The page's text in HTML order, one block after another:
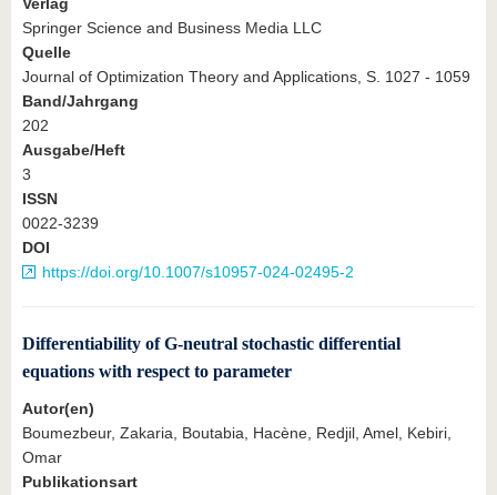
Verlag
Springer Science and Business Media LLC
Quelle
Journal of Optimization Theory and Applications, S. 1027 - 1059
Band/Jahrgang
202
Ausgabe/Heft
3
ISSN
0022-3239
DOI
https://doi.org/10.1007/s10957-024-02495-2
Differentiability of G-neutral stochastic differential
equations with respect to parameter
Autor(en)
Boumezbeur, Zakaria, Boutabia, Hacène, Redjil, Amel, Kebiri,
Omar
Publikationsart